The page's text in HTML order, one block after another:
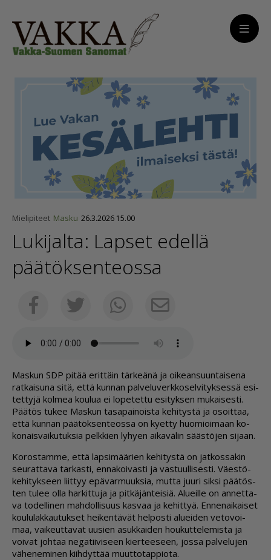
Mielipiteet Masku 26.3.2026 15.00
Lukijalta: Lapset edellä
päätök­sen­teossa
FacebookTwitterWhatsappSähköposti
Mas­kun SDP pi­tää erit­täin tär­ke­ä­nä ja oi­ke­an­suun­tai­se­na
rat­kai­su­na sitä, et­tä kun­nan pal­ve­lu­verk­ko­sel­vi­tyk­ses­sä esi­
tet­ty­jä kol­mea kou­lua ei lo­pe­tet­tu esi­tyk­sen mu­kai­ses­ti.
Pää­tös tu­kee Mas­kun ta­sa­pai­nois­ta ke­hi­tys­tä ja osoit­taa,
et­tä kun­nan pää­tök­sen­te­os­sa on ky­et­ty huo­mi­oi­maan ko­
ko­nais­vai­ku­tuk­sia pelk­kien ly­hy­en ai­ka­vä­lin sääs­tö­jen si­jaan.
Ko­ros­tam­me, et­tä lap­si­mää­rien ke­hi­tys­tä on jat­kos­sa­kin
seu­rat­ta­va tar­kas­ti, en­na­koi­vas­ti ja vas­tuul­li­ses­ti. Vä­es­tö­
ke­hi­tyk­seen liit­tyy epä­var­muuk­sia, mut­ta juu­ri sik­si pää­tös­
ten tu­lee ol­la har­kit­tu­ja ja pit­kä­jän­tei­siä. Alu­eil­le on an­net­ta­
va to­del­li­nen mah­dol­li­suus kas­vaa ja ke­hit­tyä. En­ne­nai­kai­set
kou­lu­lak­kau­tuk­set hei­ken­tä­vät hel­pos­ti alu­ei­den ve­to­voi­
maa, vai­keut­ta­vat uu­sien asuk­kai­den hou­kut­te­le­mis­ta ja
voi­vat joh­taa ne­ga­tii­vi­seen kier­tee­seen, jos­sa pal­ve­lu­jen
vä­he­ne­mi­nen kiih­dyt­tää muut­to­tap­pi­o­ta.